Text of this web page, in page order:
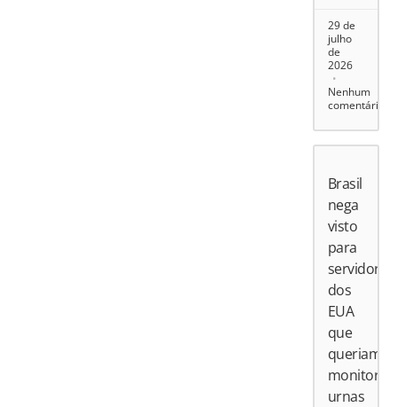
29 de
julho
de
2026
Nenhum
comentário
Brasil
nega
visto
para
servidores
dos
EUA
que
queriam
monitorar
urnas